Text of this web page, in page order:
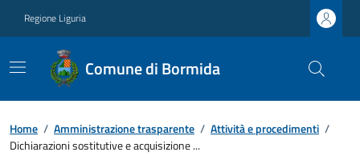
Regione Liguria
Comune di Bormida
Home / Amministrazione trasparente / Attività e procedimenti /
Dichiarazioni sostitutive e acquisizione ...